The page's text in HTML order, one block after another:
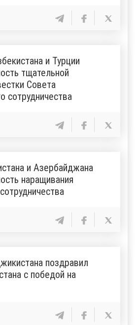
и Турции
тщательной
Совета
сотрудничества
и Азербайджана
наращивания
поздравил
с победой на